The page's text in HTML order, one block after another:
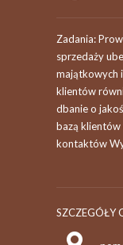
Zadania:
sprzedaży
majątkowych
klientów
dbanie o
bazą klientów
kontaktów
SZCZEGÓŁY